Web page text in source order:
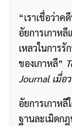
“เราเชื่อว่าค
อัยการเกาหลี
เหลวในการ
ของเกาหลี”
Journal เมื่อ
อัยการเกาหลี
ฐานละเมิดก